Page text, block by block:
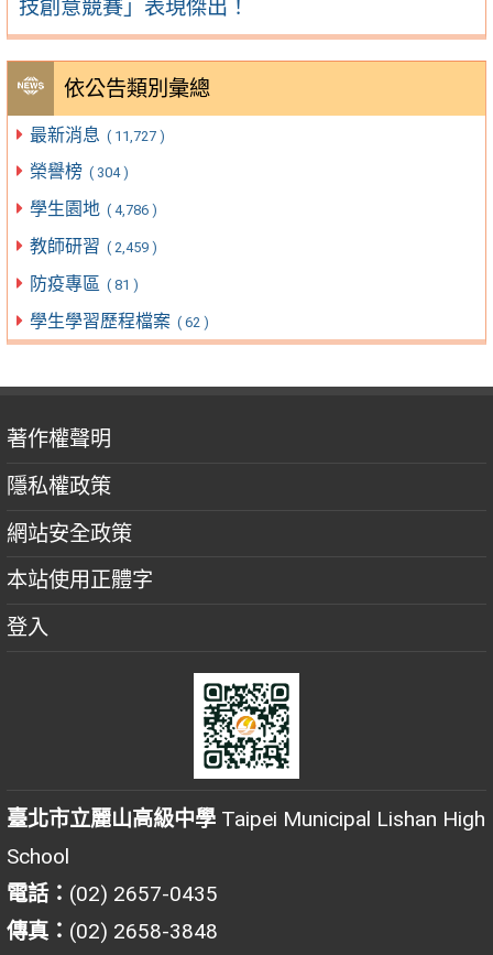
技創意競賽」表現傑出！
依公告類別彙總
最新消息 ( 11,727 )
榮譽榜 ( 304 )
學生園地 ( 4,786 )
教師研習 ( 2,459 )
防疫專區 ( 81 )
學生學習歷程檔案 ( 62 )
著作權聲明
隱私權政策
網站安全政策
本站使用正體字
登入
臺北市立麗山高級中學 Taipei Municipal Lishan High
School
電話： (02) 2657-0435
傳真： (02) 2658-3848